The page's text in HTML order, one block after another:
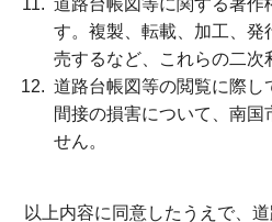
道路台帳図等に関する著作
す。複製、転載、加工、発
売するなど、これらの二次
道路台帳図等の閲覧に際し
間接の損害について、南国
せん。
以上内容に同意したうえで、